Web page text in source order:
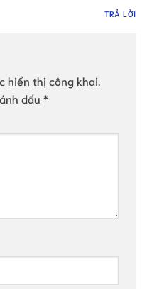
TRẢ LỜI
hiển thị công khai.
dấu *